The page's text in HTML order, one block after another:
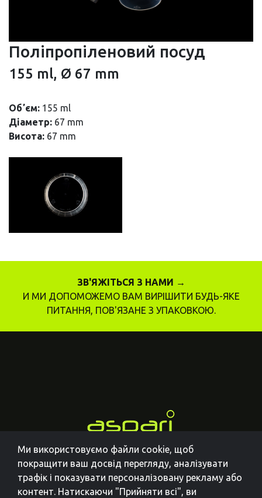
Поліпропіленовий посуд
155 ml, Ø 67 mm
Обʼєм: 155 ml
Діаметр: 67 mm
Висота: 67 mm
ЗВ'ЯЖІТЬСЯ З НАМИ →
И МИ ДОПОМОЖЕМО ВАМ ВИРІШИТИ БУДЬ-ЯКЕ
ПИТАННЯ, ПОВ'ЯЗАНЕ З УПАКОВКОЮ.
Ми використовуємо файли cookie, щоб
покращити ваш досвід перегляду, аналізувати
трафік і показувати персоналізовану рекламу або
контент. Натискаючи "Прийняти всі", ви